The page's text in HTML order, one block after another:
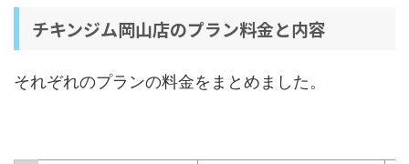
チキンジム岡山店のプラン料金と内容
それぞれのプランの料金をまとめました。